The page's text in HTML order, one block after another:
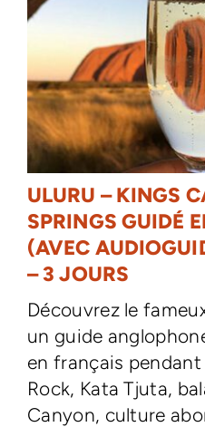
ULURU – KINGS
SPRINGS GUIDÉ
(AVEC
– 3 JOURS
Découvrez le
un guide
en français
Rock, Kata Tjuta,
Canyon, culture